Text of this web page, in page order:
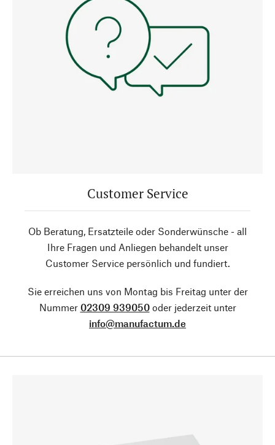
Customer Service
Ob Beratung, Ersatzteile oder Sonderwünsche - all
Ihre Fragen und Anliegen behandelt unser
Customer Service persönlich und fundiert.
Sie erreichen uns von Montag bis Freitag unter der
Nummer 02309 939050oder jederzeit unter
info@manufactum.de